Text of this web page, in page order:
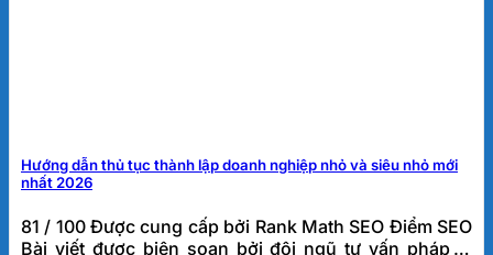
Hướng dẫn thủ tục thành lập doanh nghiệp nhỏ và siêu nhỏ mới
nhất 2026
81 / 100 Được cung cấp bởi Rank Math SEO Điểm SEO
Bài viết được biên soạn bởi đội ngũ tư vấn pháp lý